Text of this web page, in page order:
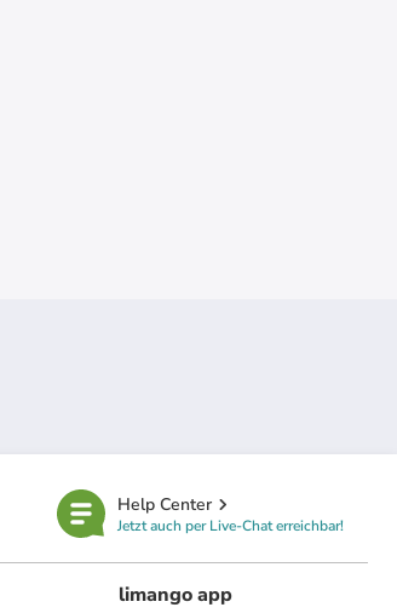
Help Center
Jetzt auch per Live-Chat erreichbar!
limango app